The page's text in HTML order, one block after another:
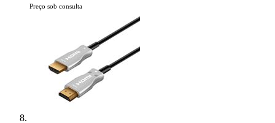
Preço sob consulta